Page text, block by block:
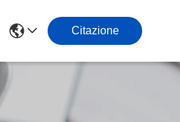
Citazione